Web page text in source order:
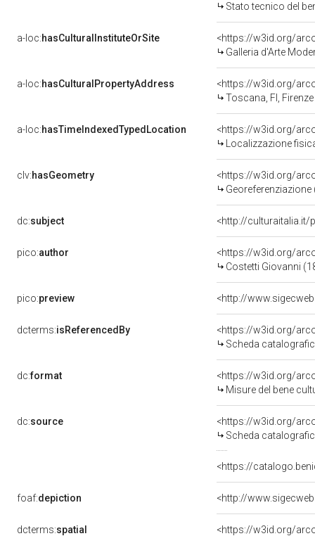
Stato tecnico del
a-loc:hasCulturalInstituteOrSite
<https://w3id.org/
Galleria d'Arte
a-loc:hasCulturalPropertyAddress
<https://w3id.org/
Toscana, FI, Firenze
a-loc:hasTimeIndexedTypedLocation
<https://w3id.org/
Localizzazione
clv:hasGeometry
<https://w3id.org/
dc:subject <http://culturaitalia.it/
pico:author
<https://w3id.org/
Costetti Giovanni
pico:preview <http://
dcterms:isReferencedBy
<https://w3id.org/
Scheda
dc:format
<https://w3id.org/
Misure del bene
dc:source
<https://w3id.org/
Scheda
<https://
foaf:depiction <http://
dcterms:spatial
<https://w3id.org/